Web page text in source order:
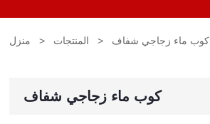
منزل > المنتجات > كوب ماء زجاجي شفاف
كوب ماء زجاجي شفاف